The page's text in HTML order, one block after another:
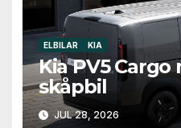
ELBILAR KIA
Kia PV5
skåpbil
JUL 28, 2026